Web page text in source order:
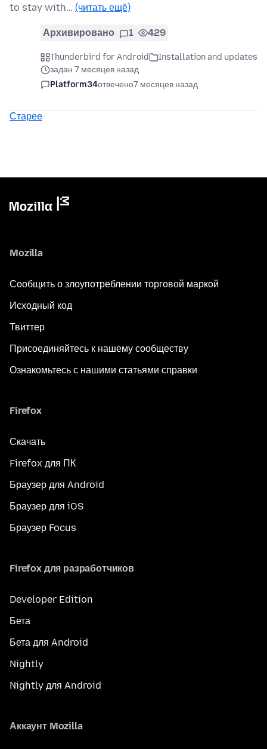
to stay with… (читать ещё)
Архивировано 1 429
Thunderbird for Android
Installation and updates
задан 7 месяцев назад
Platform34отвечено7 месяцев назад
Старее
Mozilla
Сообщить о злоупотреблении торговой маркой
Исходный код
Твиттер
Присоединяйтесь к нашему сообществу
Ознакомьтесь с нашими статьями справки
Firefox
Скачать
Firefox для ПК
Браузер для Android
Браузер для iOS
Браузер Focus
Firefox для разработчиков
Developer Edition
Бета
Бета для Android
Nightly
Nightly для Android
Аккаунт Mozilla